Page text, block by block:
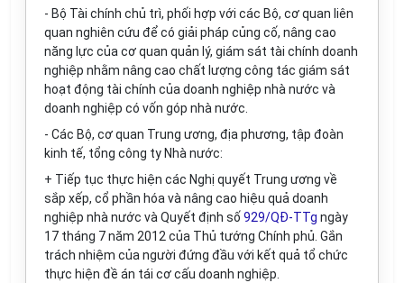
- Bộ Tài chính chủ trì, phối hợp với các Bộ, cơquan liên
quan nghiên cứu để có giải pháp củng cố, nâng cao
năng lực của cơ quan quản lý, giám sát tài chính doanh
nghiệp nhằm nâng cao chất lượng công tác giám sát
hoạt động tài chính của doanh nghiệp nhà nước và
doanh nghiệp có vốn góp nhà nước.
- Các Bộ, cơ quan Trung ương, địa phương, tập đoàn
kinh tế, tổng công ty Nhà nước:
+ Tiếp tục thực hiện các Nghị quyết Trung ương về
sắp xếp, cổ phần hóa và nâng cao hiệu quả doanh
nghiệp nhà nước và Quyết định số 929/QĐ-TTg ngày
17 tháng 7 năm 201 2 của Thủ tướng Chính phủ. Gắn
trách nhiệm của người đứng đầu với kết quả tổ chức
thực hiện đề án tái cơ cấu doanh nghiệp.